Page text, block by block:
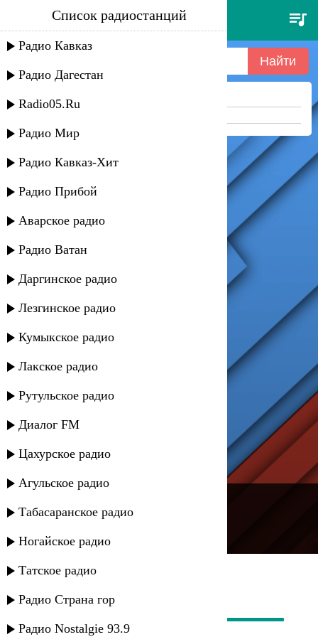
пилот - заживо
Список радиостанций
Радио Кавказ
Радио Дагестан
Radio05.Ru
Радио Мир
Радио Кавказ-Хит
Радио Прибой
Аварское радио
Радио Ватан
Даргинское радио
Лезгинское радио
Кумыкское радио
Лакское радио
Рутульское радио
Диалог FM
Цахурское радио
Агульское радио
Табасаранское радио
Ногайское радио
Татское радио
Радио Страна гор
Радио Nostalgie 93.9
Ничего не найдено =(
---
Русское радио